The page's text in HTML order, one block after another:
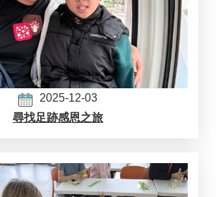
2025-12-03
尋找足跡感恩之旅